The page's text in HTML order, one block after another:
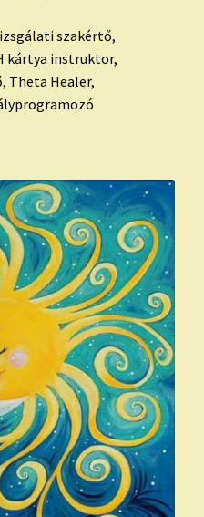
szakértő,
kártya instruktor,
Theta Healer,